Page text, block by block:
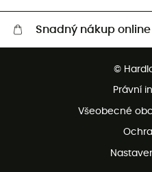
Snadný nákup online
Bezplatné vrácení do 100 dnů
©
Právní
Všeobecné